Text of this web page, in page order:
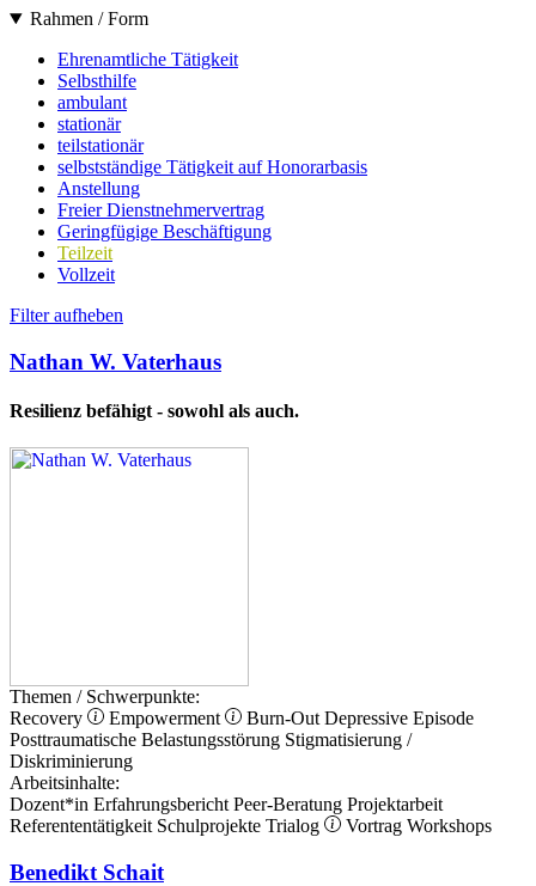
Rahmen / Form
Ehrenamtliche Tätigkeit
Selbsthilfe
ambulant
stationär
teilstationär
selbstständige Tätigkeit auf Honorarbasis
Anstellung
Freier Dienstnehmervertrag
Geringfügige Beschäftigung
Teilzeit
Vollzeit
Filter aufheben
Nathan W. Vaterhaus
Resilienz befähigt - sowohl als auch.
Themen / Schwerpunkte:
Recovery
Empowerment Burn-Out Depressive Episode
Posttraumatische Belastungsstörung Stigmatisierung /
Diskriminierung
Arbeitsinhalte:
Dozent*in Erfahrungsbericht Peer-Beratung Projektarbeit
Referententätigkeit Schulprojekte Trialog Vortrag Workshops
Benedikt Schait